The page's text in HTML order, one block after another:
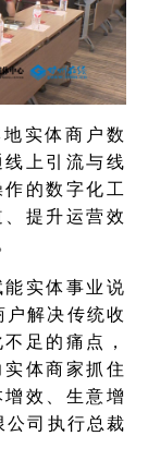
实体商户数
上引流与线
的数字化工
提升运营效
能实体事业说
户解决传统收
足的痛点，
体商家抓住
效、生意增
公司执行总裁